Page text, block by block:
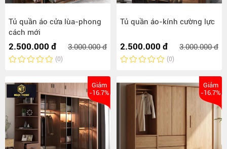
Tủ quần áo cửa lùa-phong
cách mới
2.500.000 đ 3.000.000 đ
(0)
Tủ quần áo-kính cường lực
2.500.000 đ 3.000.000 đ
(0)
Giảm
-16.7%
Giảm
-16.7%